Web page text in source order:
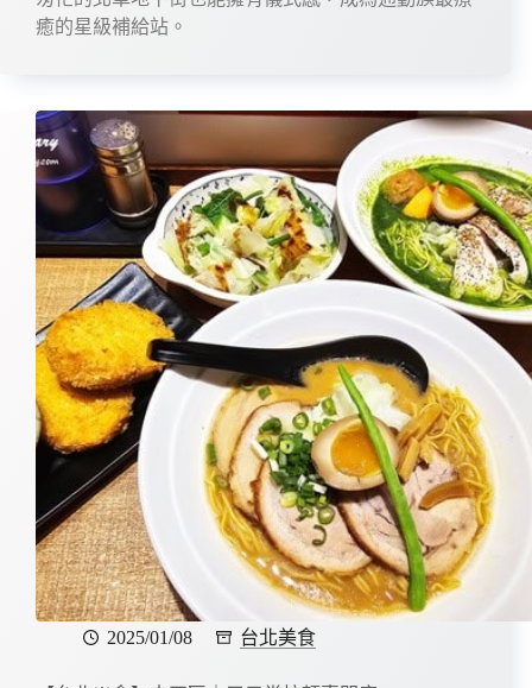
癒的星級補給站。
2025/01/08 台北美食